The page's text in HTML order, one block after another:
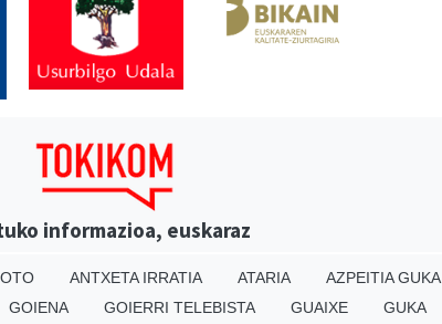
informazioa, euskaraz
ANTXETA IRRATIA ATARIA AZPEITIA GUKA
GOIENA GOIERRI TELEBISTA GUAIXE GUKA